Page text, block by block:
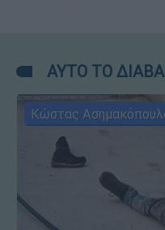
ΑΥΤΟ ΤΟ
Κώστας